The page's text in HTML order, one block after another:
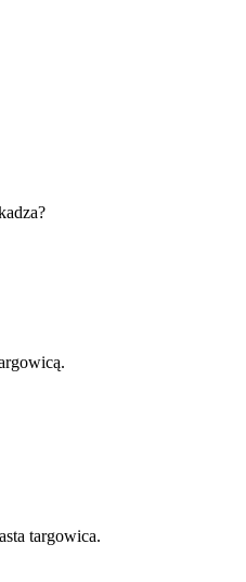
targowica.